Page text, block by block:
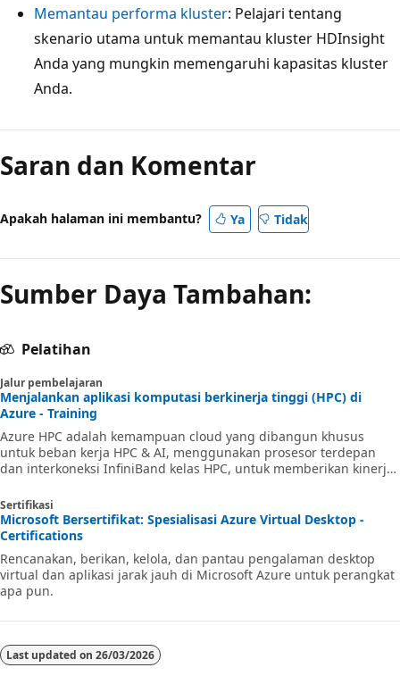
Memantau performa kluster: Pelajari tentang
skenario utama untuk memantau kluster HDInsight
Anda yang mungkin memengaruhi kapasitas kluster
Anda.
Saran dan Komentar
Apakah halaman ini membantu? Ya Tidak
Sumber Daya Tambahan:
Pelatihan
Jalur pembelajaran
Menjalankan aplikasi komputasi berkinerja tinggi (HPC) di
Azure - Training
Azure HPC adalah kemampuan cloud yang dibangun khusus
untuk beban kerja HPC & AI, menggunakan prosesor terdepan
dan interkoneksi InfiniBand kelas HPC, untuk memberikan kinerja,
pengguna untuk membuka inovasi, produktivitas, dan kelincahan
bisnis, melalui berbagai teknologi HPC & AI yang sangat tersedia
yang dapat dialokasikan secara dinamis saat bisnis dan
serangkaian modul yang memb
Sertifikasi
Microsoft Bersertifikat: Spesialisasi Azure Virtual Desktop -
Certifications
Rencanakan, berikan, kelola, dan pantau pengalaman desktop
virtual dan aplikasi jarak jauh di Microsoft Azure untuk perangkat
apa pun.
Last updated on 26/03/2026